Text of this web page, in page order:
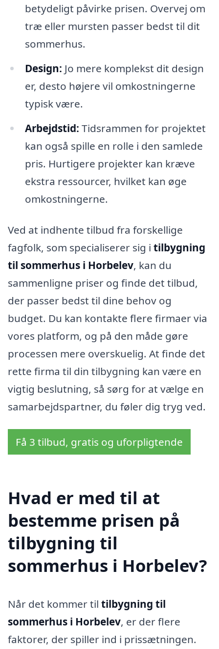
betydeligt påvirke prisen. Overvej om
træ eller mursten passer bedst til dit
sommerhus.
Design: Jo mere komplekst dit design
er, desto højere vil omkostningerne
typisk være.
Arbejdstid: Tidsrammen for projektet
kan også spille en rolle i den samlede
pris. Hurtigere projekter kan kræve
ekstra ressourcer, hvilket kan øge
omkostningerne.
Ved at indhente tilbud fra forskellige
fagfolk, som specialiserer sig i tilbygning
til sommerhus i Horbelev, kan du
sammenligne priser og finde det tilbud,
der passer bedst til dine behov og
budget. Du kan kontakte flere firmaer via
vores platform, og på den måde gøre
processen mere overskuelig. At finde det
rette firma til din tilbygning kan være en
vigtig beslutning, så sørg for at vælge en
samarbejdspartner, du føler dig tryg ved.
Få 3 tilbud, gratis og uforpligtende
Hvad er med til at
bestemme prisen på
tilbygning til
sommerhus i Horbelev?
Når det kommer til tilbygning til
sommerhus i Horbelev, er der flere
faktorer, der spiller ind i prissætningen.